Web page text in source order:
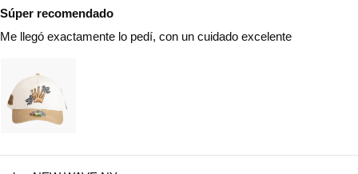
Súper recomendado
Me llegó exactamente lo pedí, con un cuidado excelente